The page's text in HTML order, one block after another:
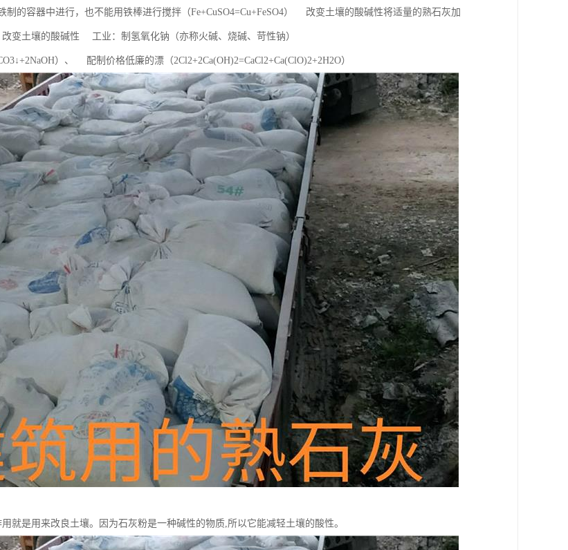
制的容器中进行，也不能用铁棒进行搅拌（Fe+CuSO4=Cu+FeSO4） 改变土壤的酸碱性将适量的熟石灰加
改变土壤的酸碱性 工业：制氢氧化钠（亦称火碱、烧碱、苛性钠）
）、 配制价格低廉的漂（2Cl2+2Ca(OH)2=CaCl2+Ca(ClO)2+2H2O）
就是用来改良土壤。因为石灰粉是一种碱性的物质,所以它能减轻土壤的酸性。